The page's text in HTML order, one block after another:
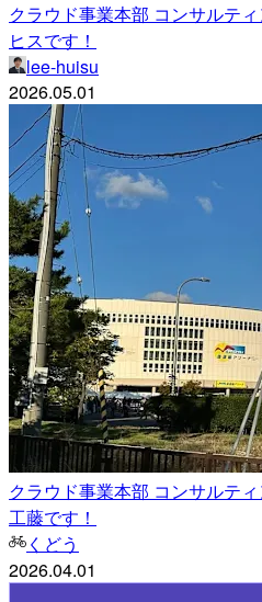
クラウド事業本部 コンサルテ
ヒスです！
lee-huisu
2026.05.01
クラウド事業本部 コンサルテ
工藤です！
くどう
2026.04.01